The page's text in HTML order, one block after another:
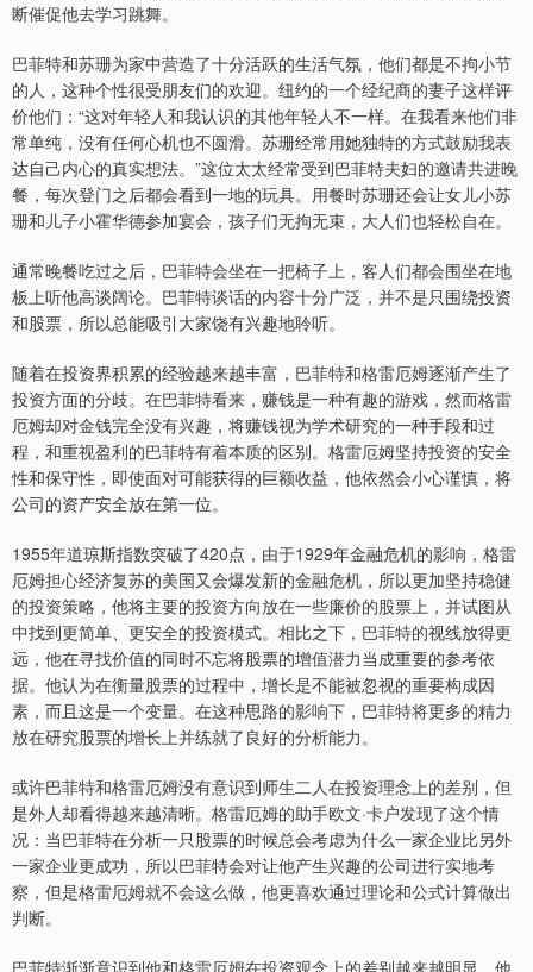
断催促他去学习跳舞。
巴菲特和苏珊为家中营造了十分活跃的生活气氛，他们都是不拘小节
的人，这种个性很受朋友们的欢迎。纽约的一个经纪商的妻子这样评
价他们：“这对年轻人和我认识的其他年轻人不一样。在我看来他们非
常单纯，没有任何心机也不圆滑。苏珊经常用她独特的方式鼓励我表
达自己内心的真实想法。”这位太太经常受到巴菲特夫妇的邀请共进晚
餐，每次登门之后都会看到一地的玩具。用餐时苏珊还会让女儿小苏
珊和儿子小霍华德参加宴会，孩子们无拘无束，大人们也轻松自在。
通常晚餐吃过之后，巴菲特会坐在一把椅子上，客人们都会围坐在地
板上听他高谈阔论。巴菲特谈话的内容十分广泛，并不是只围绕投资
和股票，所以总能吸引大家饶有兴趣地聆听。
随着在投资界积累的经验越来越丰富，巴菲特和格雷厄姆逐渐产生了
投资方面的分歧。在巴菲特看来，赚钱是一种有趣的游戏，然而格雷
厄姆却对金钱完全没有兴趣，将赚钱视为学术研究的一种手段和过
程，和重视盈利的巴菲特有着本质的区别。格雷厄姆坚持投资的安全
性和保守性，即使面对可能获得的巨额收益，他依然会小心谨慎，将
公司的资产安全放在第一位。
1955年道琼斯指数突破了420点，由于1929年金融危机的影响，格雷
厄姆担心经济复苏的美国又会爆发新的金融危机，所以更加坚持稳健
的投资策略，他将主要的投资方向放在一些廉价的股票上，并试图从
中找到更简单、更安全的投资模式。相比之下，巴菲特的视线放得更
远，他在寻找价值的同时不忘将股票的增值潜力当成重要的参考依
据。他认为在衡量股票的过程中，增长是不能被忽视的重要构成因
素，而且这是一个变量。在这种思路的影响下，巴菲特将更多的精力
放在研究股票的增长上并练就了良好的分析能力。
或许巴菲特和格雷厄姆没有意识到师生二人在投资理念上的差别，但
是外人却看得越来越清晰。格雷厄姆的助手欧文·卡户发现了这个情
况：当巴菲特在分析一只股票的时候总会考虑为什么一家企业比另外
一家企业更成功，所以巴菲特会对让他产生兴趣的公司进行实地考
察，但是格雷厄姆就不会这么做，他更喜欢通过理论和公式计算做出
判断。
巴菲特渐渐意识到他和格雷厄姆在投资观念上的差别越来越明显，他